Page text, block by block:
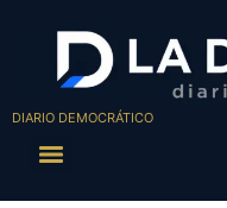
DIARIO DEMOCRÁTICO